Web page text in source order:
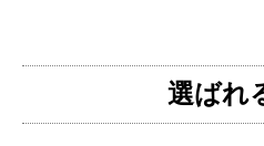
【その他感想・コメント】
選ばれ